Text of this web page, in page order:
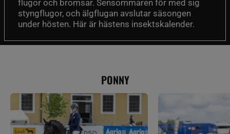
flugor och bromsar. Sensommaren för med sig
styngflugor, och älgflugan avslutar säsongen
under hösten. Här är hästens insektskalender.
PONNY